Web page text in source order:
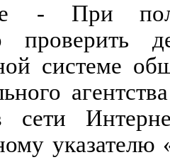
- При
проверить
системе
сети
указателю